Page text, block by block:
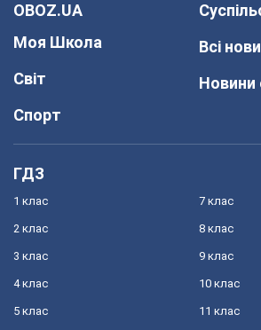
OBOZ.UA
Моя Школа
Світ
Спорт
Всі
Новини
ГДЗ
1 клас
2 клас
3 клас
4 клас
5 клас
7 клас
8 клас
9 клас
10 клас
11 клас